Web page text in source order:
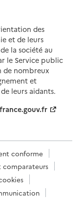
des
et de leurs
la société au
le Service public
de nombreux
et
leurs aidants.
conforme
comparateurs